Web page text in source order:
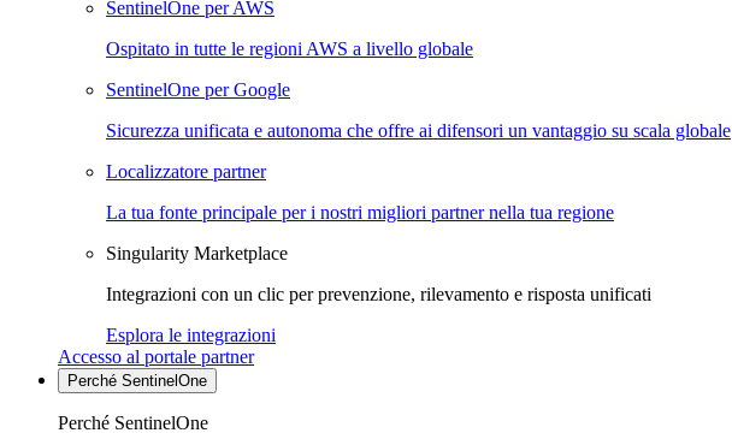
SentinelOne per AWS
Ospitato in tutte le regioni AWS a livello globale
SentinelOne per Google
Sicurezza unificata e autonoma che offre ai difensori un vantaggio su scala globale
Localizzatore partner
La tua fonte principale per i nostri migliori partner nella tua regione
Singularity Marketplace
Integrazioni con un clic per prevenzione, rilevamento e risposta unificati
Esplora le integrazioni
Accesso al portale partner
Perché SentinelOne
Perché SentinelOne